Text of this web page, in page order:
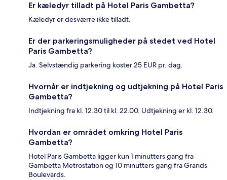
Er kæledyr tilladt på Hotel Paris Gambetta?
Kæledyr er desværre ikke tilladt.
Er der parkeringsmuligheder på stedet ved Hotel
Paris Gambetta?
Ja. Selvstændig parkering koster 25 EUR pr. dag.
Hvornår er indtjekning og udtjekning på Hotel Paris
Gambetta?
Indtjekning fra kl. 12.30 til kl. 22.00. Udtjekning er kl. 12.30.
Hvordan er området omkring Hotel Paris
Gambetta?
Hotel Paris Gambetta ligger kun 1 minutters gang fra
Gambetta Metrostation og 10 minutters gang fra Grands
Boulevards.